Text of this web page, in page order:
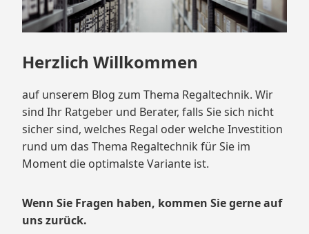
Herzlich Willkommen
auf unserem Blog zum Thema Regaltechnik. Wir
sind Ihr Ratgeber und Berater, falls Sie sich nicht
sicher sind, welches Regal oder welche Investition
rund um das Thema Regaltechnik für Sie im
Moment die optimalste Variante ist.
Wenn Sie Fragen haben, kommen Sie gerne auf
uns zurück.